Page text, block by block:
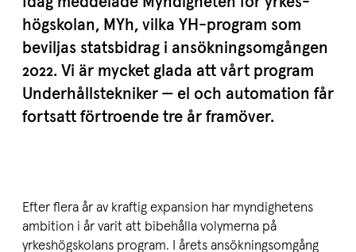
högskolan, MYh, vilka YH-program som
beviljas statsbidrag i ansök­nings­om­gången
2022. Vi är mycket glada att vårt program
Under­hålls­tek­niker — el och automation får
fortsatt förtroende tre år framöver.
Efter flera år av kraftig expansion har myndighetens
ambition i år varit att bibehålla volymerna på
yrkeshögskolans program. I årets ansökningsomgång